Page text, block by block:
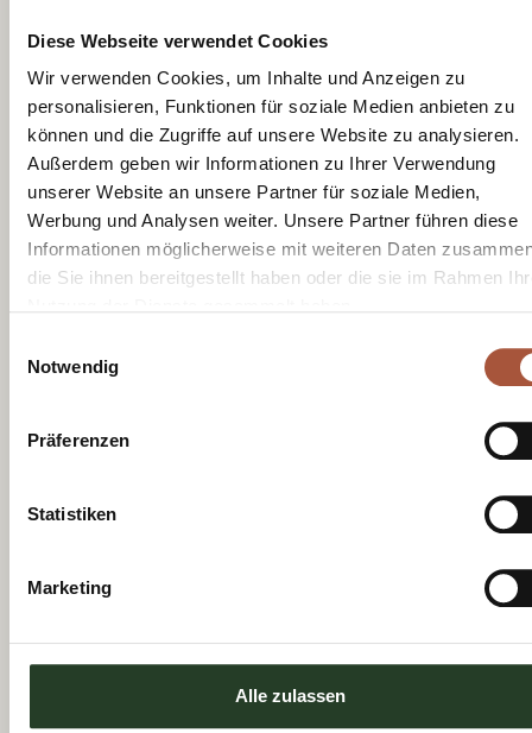
Diese Webseite verwendet Cookies
Wir verwenden Cookies, um Inhalte und Anzeigen zu
personalisieren, Funktionen für soziale Medien anbieten zu
können und die Zugriffe auf unsere Website zu analysieren.
Außerdem geben wir Informationen zu Ihrer Verwendung
unserer Website an unsere Partner für soziale Medien,
Werbung und Analysen weiter. Unsere Partner führen diese
Informationen möglicherweise mit weiteren Daten
die Sie ihnen bereitgestellt haben oder die sie im Rahmen
Notwendig
Präferenzen
Statistiken
Marketing
Alle zulassen
Receive moments of happiness with
our newsletter
receiving newsletters from the Viehhofen
See you
soon!